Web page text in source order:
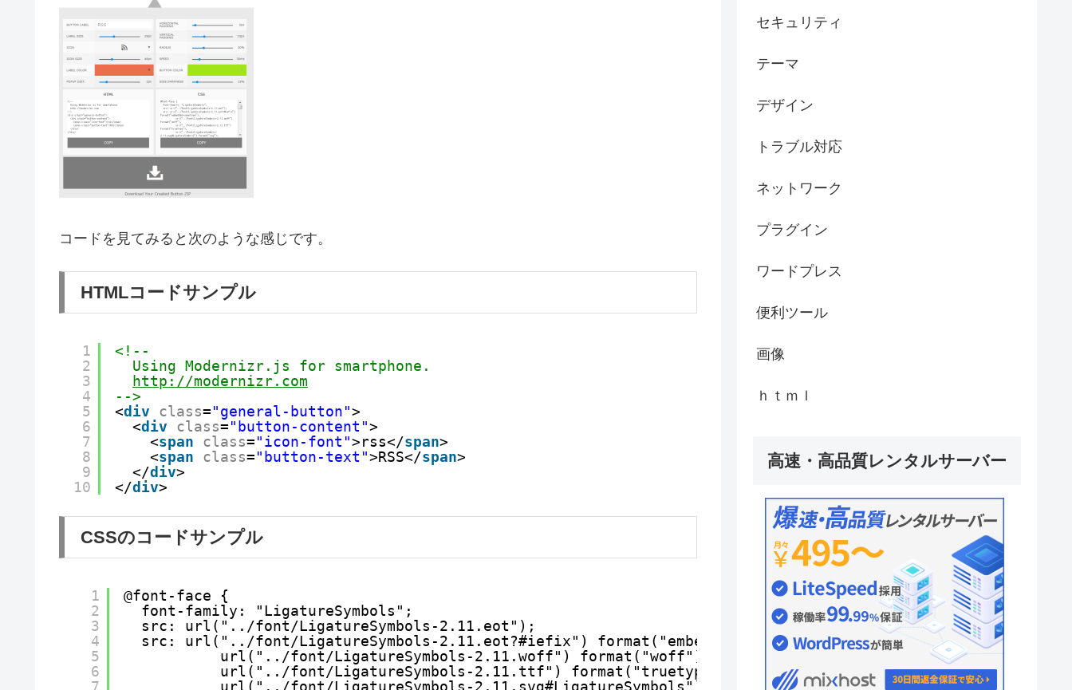
コードを見てみると次のような感じです。
HTMLコードサンプル
1
2
3
4
5
6
7
8
9
10
<!--
Using Modernizr.js for smartphone.
http://modernizr.com
-->
<div class="general-button">
<div class="button-content">
<span class="icon-font">rss</span>
<span class="button-text">RSS</span>
</div>
</div>
CSSのコードサンプル
1
2
3
4
5
6
7
@font-face {
font-family: "LigatureSymbols";
src: url("../font/LigatureSymbols-2.11.eot");
src: url("../font/LigatureSymbols-2.11.eot?#iefix") format("embedded-opentype"),
url("../font/LigatureSymbols-2.11.woff") format("woff"),
url("../font/LigatureSymbols-2.11.ttf") format("truetype"),
url("../font/LigatureSymbols-2.11.svg#LigatureSymbols") format("svg");
セキュリティ
テーマ
デザイン
トラブル対応
ネットワーク
プラグイン
ワードプレス
便利ツール
画像
ｈｔｍｌ
高速・高品質レンタルサーバー